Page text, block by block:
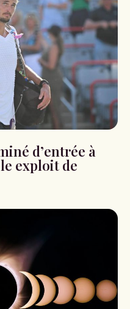
d’entrée à
exploit de